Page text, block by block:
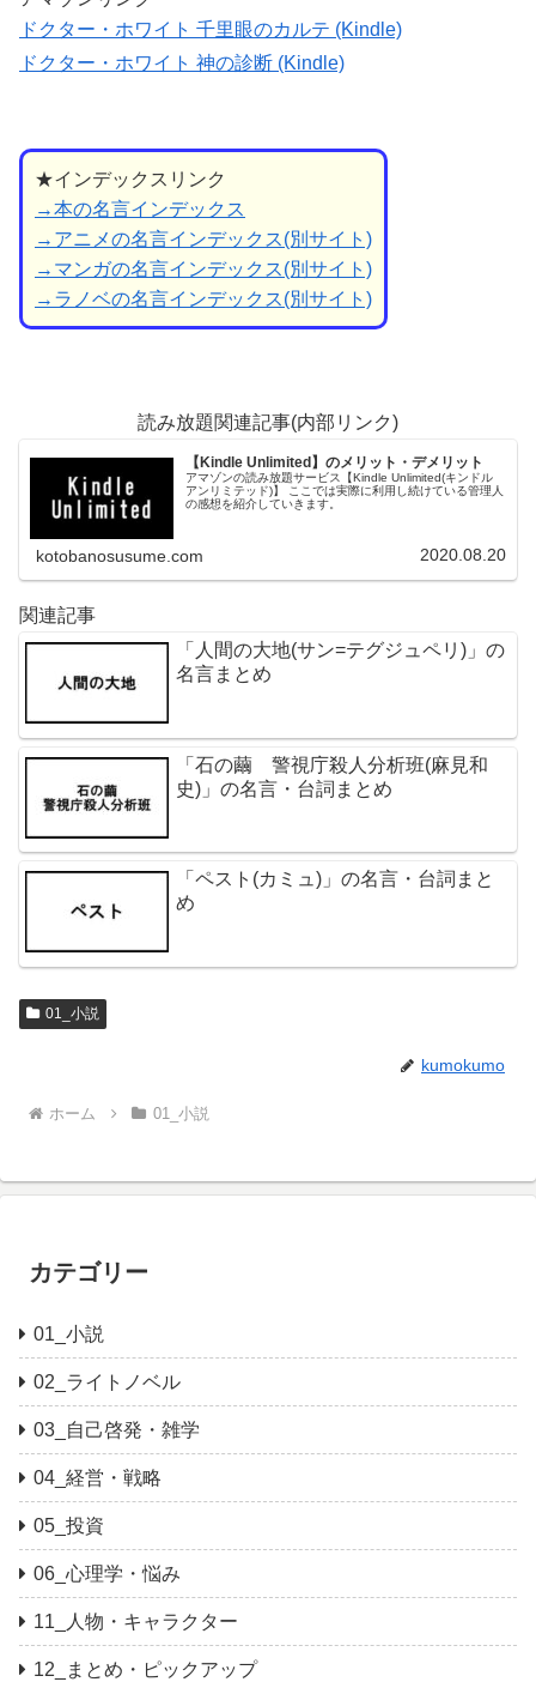
ドクター・ホワイト 千里眼のカルテ (Kindle)
ドクター・ホワイト 神の診断 (Kindle)
★インデックスリンク
→本の名言インデックス
→アニメの名言インデックス(別サイト)
→マンガの名言インデックス(別サイト)
→ラノベの名言インデックス(別サイト)
読み放題関連記事(内部リンク)
【Kindle Unlimited】のメリット・デメリット
アマゾンの読み放題サービス【Kindle Unlimited(キンドル
アンリミテッド)】 ここでは実際に利用し続けている管理人
の感想を紹介していきます。
kotobanosusume.com 2020.08.20
関連記事
「人間の大地(サン=テグジュペリ)」の
名言まとめ
「石の繭 警視庁殺人分析班(麻見和
史)」の名言・台詞まとめ
「ペスト(カミュ)」の名言・台詞まと
め
01_小説
kumokumo
ホーム 01_小説
カテゴリー
01_小説
02_ライトノベル
03_自己啓発・雑学
04_経営・戦略
05_投資
06_心理学・悩み
11_人物・キャラクター
12_まとめ・ピックアップ